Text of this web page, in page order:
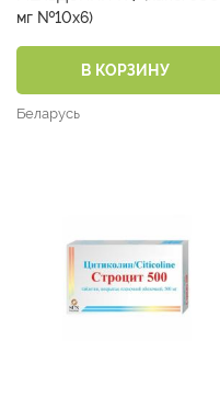
мг №10х6)
В КОРЗИНУ
Беларусь